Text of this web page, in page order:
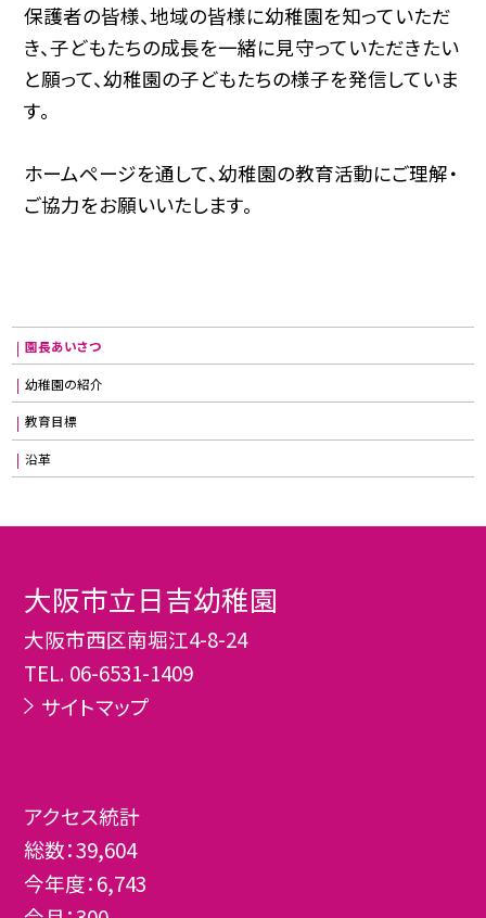
保護者の皆様、地域の皆様に幼稚園を知っていただ
き、子どもたちの成長を一緒に見守っていただきたい
と願って、幼稚園の子どもたちの様子を発信していま
す。
ホームページを通して、幼稚園の教育活動にご理解・
ご協力をお願いいたします。
園長あいさつ
幼稚園の紹介
教育目標
沿革
大阪市立日吉幼稚園
大阪市西区南堀江4-8-24
TEL. 06-6531-1409
サイトマップ
アクセス統計
総数：39,604
今年度：6,743